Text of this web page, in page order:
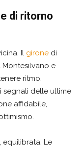
di ritorno
Il girone di
e
ritmo,
segnali delle ultime
affidabile,
Le